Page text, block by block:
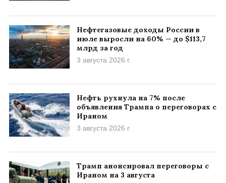
Нефтегазовые доходы России в
июле выросли на 60% — до $113,7
млрд за год
3 августа 2026 г.
Нефть рухнула на 7% после
объявления Трампа о переговорах с
Ираном
3 августа 2026 г.
Трамп анонсировал переговоры с
Ираном на 3 августа